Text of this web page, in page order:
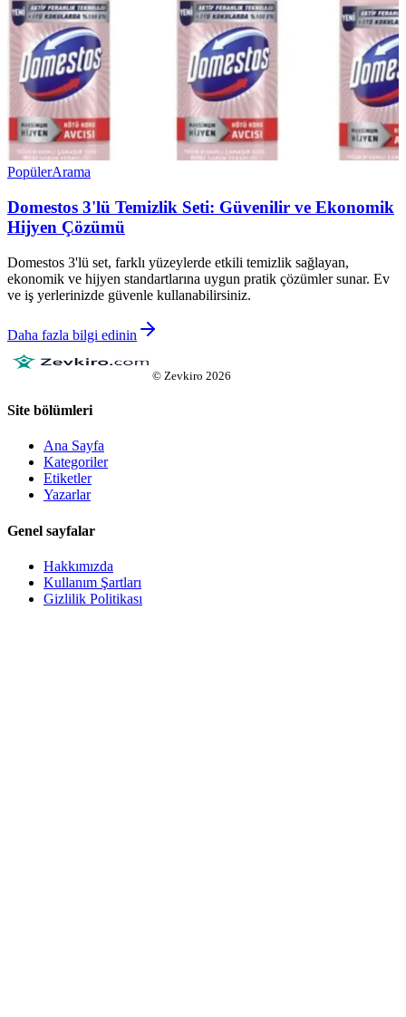
PopülerArama
Domestos 3'lü Temizlik Seti: Güvenilir ve Ekonomik
Hijyen Çözümü
Domestos 3'lü set, farklı yüzeylerde etkili temizlik sağlayan,
ekonomik ve hijyen standartlarına uygun pratik çözümler sunar. Ev
ve iş yerlerinizde güvenle kullanabilirsiniz.
Daha fazla bilgi edinin
© Zevkiro 2026
Site bölümleri
Ana Sayfa
Kategoriler
Etiketler
Yazarlar
Genel sayfalar
Hakkımızda
Kullanım Şartları
Gizlilik Politikası